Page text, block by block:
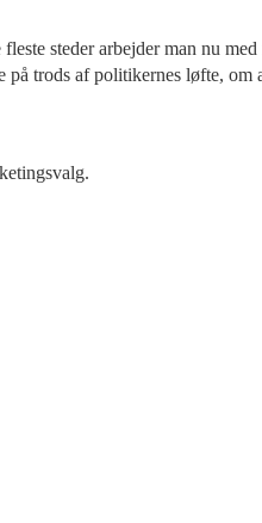
steder arbejder man nu
trods af politikernes løfte, om